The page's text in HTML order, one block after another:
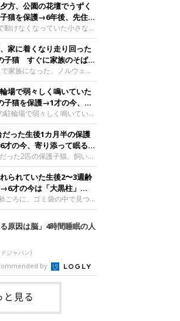
方、公園の花壇でうずく
猫を保護→6年後、先住猫
うな関係に
動けなくなっていた小さな子
えられてから6年、先住猫と
絆が育まれていました。保護
ちゃん。
紹介するのは、
）ユーザー
さんの愛猫・ティダ
時6才）の成長記録です。こ
3カ月ごろのティダちゃん。
出会ったのは、夜から大雨に
れていた日の夕方でした。花
いた子猫保護したばかりのテ
@muumuu62197189飼い主
の
家に着くなり走り回った
子猫 すぐに家族のそばで
「迎えてよかった」
家族になった、ノルウェー
ストキャットの子猫。お迎え
でに家でくつろぐ様子を見せ
お迎え翌日、ベッドでうとう
ゃんお迎え翌日のむうちゃ
紹介するのは、
ザー@umimugi0304さんの
ゃん（撮影時、生後約3カ月
ジャンフォレストキャッ
は、お迎え翌日に撮影された
をお腹いっぱい食べたむうち
り、飼い主さん夫婦のベッド
始めたのだとか。飼い主さ
場で弱々しく鳴いていた
子猫を保護→1才の今、筋
レなコに成長
駐輪場で弱々しく鳴いてい
ほどの子猫。家族に迎えら
体も行動も大きく成長しま
の駐輪場で鳴いていた小さな
のモモちゃん。@Kingponzu
、X（旧Twitter）ユーザー
んの愛猫・モモちゃん（取
長記録です。こちらは、モ
後1カ月ごろに撮影された一
んの自宅マンションの駐輪場
代のモモちゃん。
その日は気温が35℃を
った生後1カ月半の保護
の今、寄り添って眠る姿
った2匹の保護子猫。飼い主
なってから6年、ともに成長
2匹の関係にも少しずつ変化
た。家族になったばかりの小
写真上から）妹猫・てんちゃ
ムくん。@ten_ramu紹介す
旧Twitter）ユーザー
んの愛猫・ラムくんとてん
に取材時6才）の成長記録で
は、お迎えして間もない生後
の2匹。当時、ラムくんは260
ちゃんは209グラムと、どち
さな体でした。2匹
られていた生後2〜3週齢
才の今は「大黒柱」
黒猫に成長した姿にグッ
ごろに、ゴミ袋の中で見つか
。ミルクから育てられたその
族に欠かせない存在へと成長
ミ袋の中で見つかった、ミニ
な子猫よちよち歩きをしてい
後2〜3週齢ごろのドンちゃ
今回紹介するのは、
）ユーザー@doddou_1さん
ちゃん（取材時、推定6才／
リー・ドンスコイ）。ドンち
猫でした。ドンちゃんが見つ
飼い主さんの姉の勤め先の敷
る原因は脳」4時間睡眠の人
ジャパン)
by
と見る